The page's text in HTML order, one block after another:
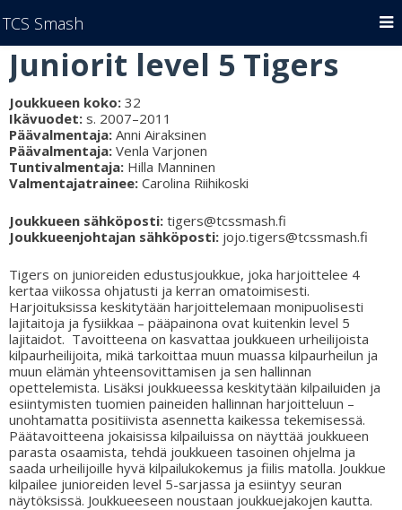
Juniorit level 5 Tigers
Joukkueen koko: 32
Ikävuodet: s. 2007–2011
Päävalmentaja: Anni Airaksinen
Päävalmentaja: Venla Varjonen
Tuntivalmentaja: Hilla Manninen
Valmentajatrainee: Carolina Riihikoski
Joukkueen sähköposti: tigers@tcssmash.fi
Joukkueenjohtajan sähköposti: jojo.tigers@tcssmash.fi
Tigers on junioreiden edustusjoukkue, joka harjoittelee 4
kertaa viikossa ohjatusti ja kerran omatoimisesti.
Harjoituksissa keskitytään harjoittelemaan monipuolisesti
lajitaitoja ja fysiikkaa – pääpainona ovat kuitenkin level 5
lajitaidot. Tavoitteena on kasvattaa joukkueen urheilijoista
kilpaurheilijoita, mikä tarkoittaa muun muassa kilpaurheilun ja
muun elämän yhteensovittamisen ja sen hallinnan
opettelemista. Lisäksi joukkueessa keskitytään kilpailuiden ja
esiintymisten tuomien paineiden hallinnan harjoitteluun –
unohtamatta positiivista asennetta kaikessa tekemisessä.
Päätavoitteena jokaisissa kilpailuissa on näyttää joukkueen
parasta osaamista, tehdä joukkueen tasoinen ohjelma ja
saada urheilijoille hyvä kilpailukokemus ja fiilis matolla. Joukkue
kilpailee junioreiden level 5-sarjassa ja esiintyy seuran
näytöksissä. Joukkueeseen noustaan joukkuejakojen kautta.
TCS Smash